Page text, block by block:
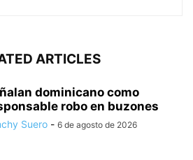
ARTICLES
dominicano como
robo en buzones
Suero - 6 de agosto de 2026